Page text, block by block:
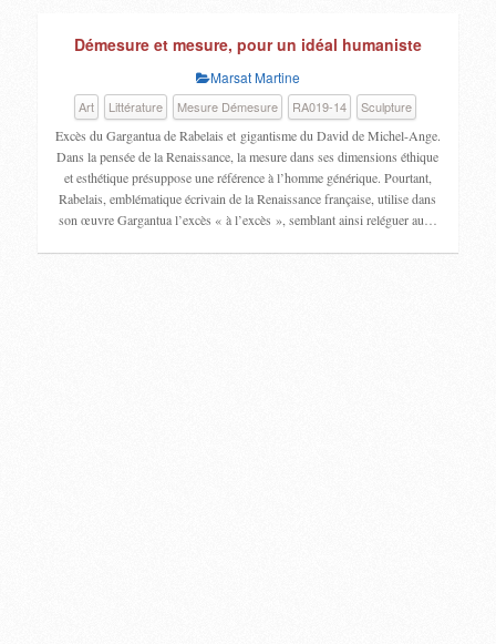
Démesure et mesure, pour un idéal humaniste
Marsat Martine
Art Littérature Mesure Démesure RA019-14
Sculpture
Excès du Gargantua de Rabelais et gigantisme du David de Michel-Ange.
Dans la pensée de la Renaissance, la mesure dans ses dimensions éthique
et esthétique présuppose une référence à l’homme générique. Pourtant,
Rabelais, emblématique écrivain de la Renaissance française, utilise dans
son œuvre Gargantua l’excès « à l’excès », semblant ainsi reléguer au…